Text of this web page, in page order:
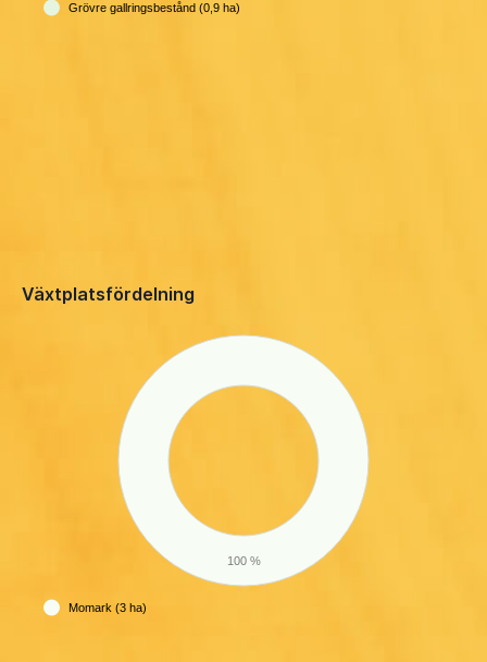
Grövre gallringsbestånd (0,9 ha)
Växtplatsfördelning
100 %
Momark (3 ha)